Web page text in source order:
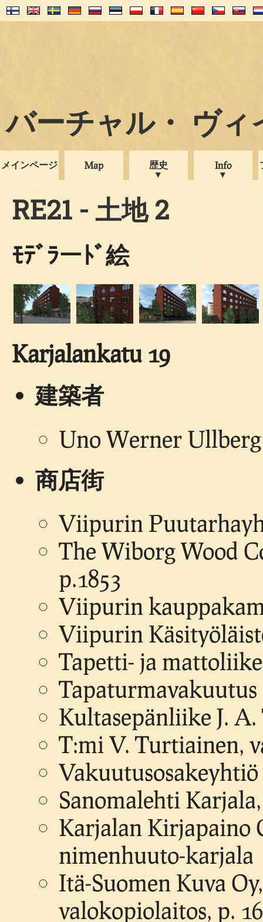
バーチャル・ ヴィ
メインページ Map 歴史 Info
RE21 - 土地 2
ﾓﾃﾞﾗーﾄﾞ絵
Karjalankatu 19
建築者
Uno Werner Ullberg
商店街
Viipurin
The Wiborg Wood
p.1853
Viipurin
Viipurin
Tapetti- ja mattoliike
Kultasepänliike J.
T:mi V. Turtiainen,
Vakuutusosakeyhtiö
Sanomalehti
Karjalan Kirjapaino
nimenhuuto-karjala
Itä-Suomen Kuva
valokopiolaitos, p.